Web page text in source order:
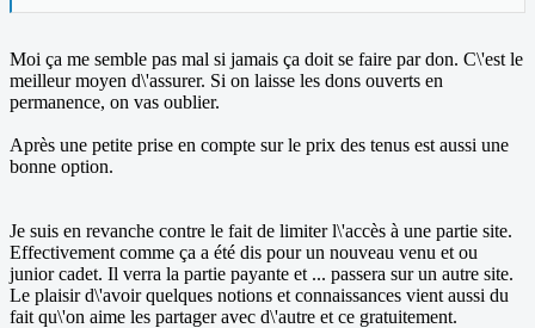
Moi ça me semble pas mal si jamais ça doit se faire par don. C\'est le
meilleur moyen d\'assurer. Si on laisse les dons ouverts en
permanence, on vas oublier.
Après une petite prise en compte sur le prix des tenus est aussi une
bonne option.
Je suis en revanche contre le fait de limiter l\'accès à une partie site.
Effectivement comme ça a été dis pour un nouveau venu et ou
junior cadet. Il verra la partie payante et ... passera sur un autre site.
Le plaisir d\'avoir quelques notions et connaissances vient aussi du
fait qu\'on aime les partager avec d\'autre et ce gratuitement.